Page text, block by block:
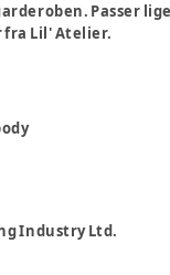
Passer
fra Lil' Atelier.
Industry Ltd.